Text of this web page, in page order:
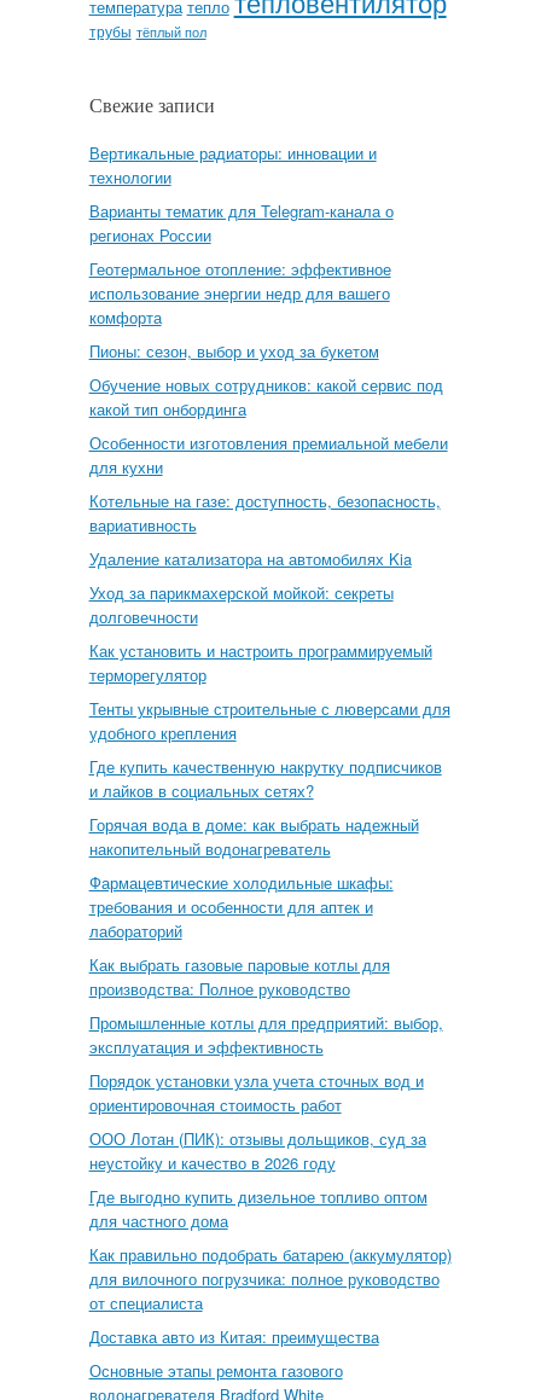
температура тепло
трубы тёплый пол
Свежие записи
Вертикальные радиаторы: инновации и
технологии
Варианты тематик для Telegram-канала о
регионах России
Геотермальное отопление: эффективное
использование энергии недр для вашего
комфорта
Пионы: сезон, выбор и уход за букетом
Обучение новых сотрудников: какой сервис под
какой тип онбординга
Особенности изготовления премиальной мебели
для кухни
Котельные на газе: доступность, безопасность,
вариативность
Удаление катализатора на автомобилях Kia
Уход за парикмахерской мойкой: секреты
долговечности
Как установить и настроить программируемый
терморегулятор
Тенты укрывные строительные с люверсами для
удобного крепления
Где купить качественную накрутку подписчиков
и лайков в социальных сетях?
Горячая вода в доме: как выбрать надежный
накопительный водонагреватель
Фармацевтические холодильные шкафы:
требования и особенности для аптек и
лабораторий
Как выбрать газовые паровые котлы для
производства: Полное руководство
Промышленные котлы для предприятий: выбор,
эксплуатация и эффективность
Порядок установки узла учета сточных вод и
ориентировочная стоимость работ
ООО Лотан (ПИК): отзывы дольщиков, суд за
неустойку и качество в 2026 году
Где выгодно купить дизельное топливо оптом
для частного дома
Как правильно подобрать батарею (аккумулятор)
для вилочного погрузчика: полное руководство
от специалиста
Доставка авто из Китая: преимущества
Основные этапы ремонта газового
водонагревателя Bradford White